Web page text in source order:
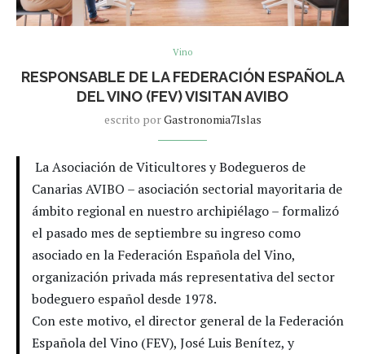
Vino
RESPONSABLE DE LA FEDERACIÓN ESPAÑOLA
DEL VINO (FEV) VISITAN AVIBO
escrito porGastronomia7Islas
La Asociación de Viticultores y Bodegueros de
Canarias AVIBO – asociación sectorial mayoritaria de
ámbito regional en nuestro archipiélago – formalizó
el pasado mes de septiembre su ingreso como
asociado en la Federación Española del Vino,
organización privada más representativa del sector
bodeguero español desde 1978.
Con este motivo, el director general de la Federación
Española del Vino (FEV), José Luis Benítez, y